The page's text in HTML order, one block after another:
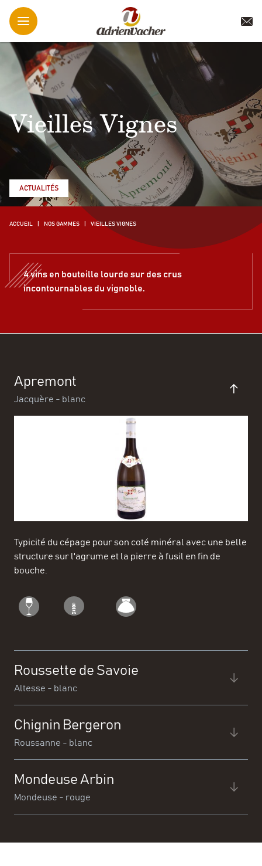
Vieilles Vignes
ACCUEIL NOS GAMMES VIEILLES VIGNES
ACTUALITÉS
4 vins en bouteille lourde sur des crus
incontournables du vignoble.
Apremont
Jacquère - blanc
Typicité du cépage pour son coté minéral avec une belle
structure sur l'agrume et la pierre à fusil en fin de
bouche.
Roussette de Savoie
Altesse - blanc
des notes de jasmin légères et une finale très longue et
Chignin Bergeron
Roussanne - blanc
Mondeuse Arbin
Mondeuse - rouge